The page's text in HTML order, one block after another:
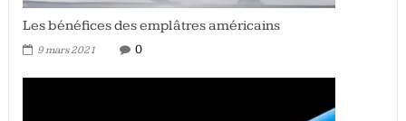
Les bénéfices des emplâtres américains
9 mars 2021 0